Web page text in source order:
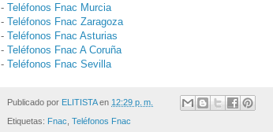
- Teléfonos Fnac Murcia
- Teléfonos Fnac Zaragoza
- Teléfonos Fnac Asturias
- Teléfonos Fnac A Coruña
- Teléfonos Fnac Sevilla
Publicado por ELITISTA en 12:29 p. m.
Etiquetas: Fnac Teléfonos Fnac